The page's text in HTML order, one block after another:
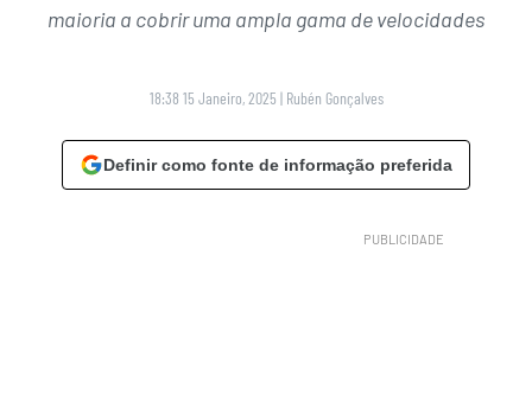
maioria a cobrir uma ampla gama de velocidades
18:38 15 Janeiro, 2025 | Rubén Gonçalves
Definir como fonte de informação preferida